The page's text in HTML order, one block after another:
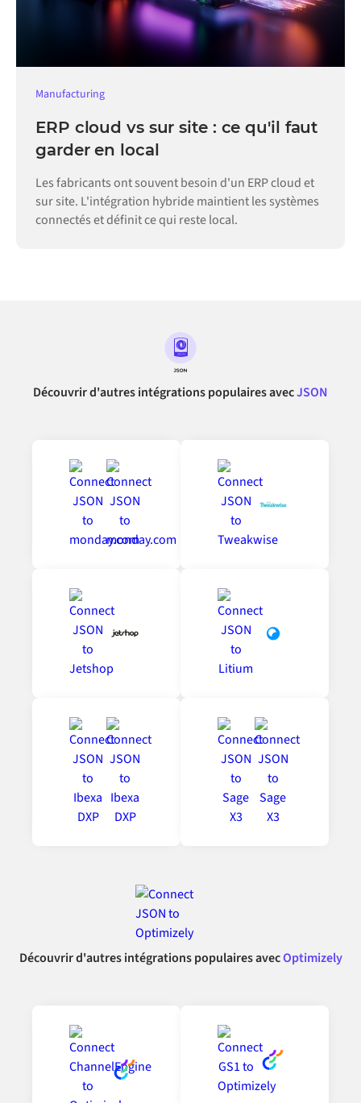
Manufacturing
ERP cloud vs sur site : ce qu'il faut
garder en local
Les fabricants ont souvent besoin d'un ERP cloud et
sur site. L'intégration hybride maintient les systèmes
connectés et définit ce qui reste local.
Découvrir d'autres intégrations populaires avecJSON
Découvrir d'autres intégrations populaires avecOptimizely